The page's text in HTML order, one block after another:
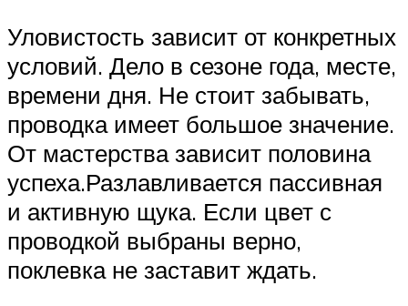
Уловистость зависит от конкретных
условий. Дело в сезоне года, месте,
времени дня. Не стоит забывать,
проводка имеет большое значение.
От мастерства зависит половина
успеха.Разлавливается пассивная
и активную щука. Если цвет с
проводкой выбраны верно,
поклевка не заставит ждать.